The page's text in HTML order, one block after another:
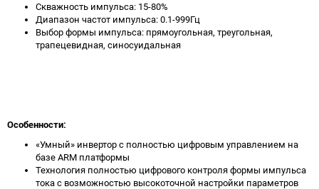
Скважность импульса: 15-80%
Диапазон частот импульса: 0.1-999Гц
Выбор формы импульса: прямоугольная, треугольная,
трапецевидная, синосуидальная
Особенности:
«Умный» инвертор с полностью цифровым управлением на
базе ARM платформы
Технология полностью цифрового контроля формы импульса
тока с возможностью высокоточной настройки параметров